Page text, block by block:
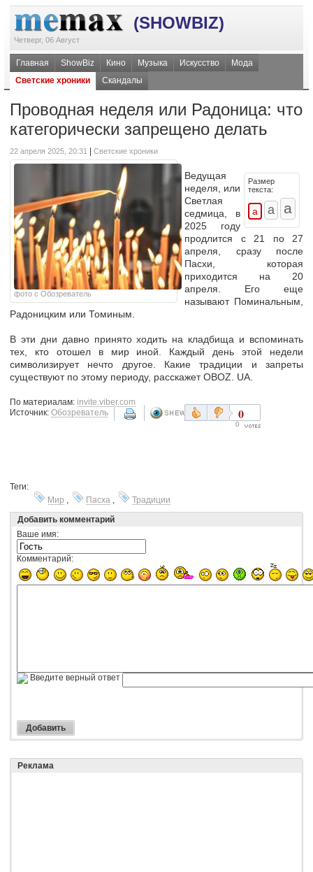
(SHOWBIZ)
Четверг, 06 Август
Главная ShowBiz Кино Музыка Искусство
Мода
Светские хроники
Скандалы
Проводная неделя или Радоница: что
категорически запрещено делать
22 апреля 2025, 20:31 Светские хроники
фото с Обозреватель
Размер
текста:
Ведущая
неделя, или
Светлая
седмица, в
2025 году
продлится с 21 по 27
апреля, сразу после
Пасхи, которая
приходится на 20
апреля. Его еще
называют Поминальным,
Радоницким или Томиным.
В эти дни давно принято ходить на кладбища и вспоминать
тех, кто отошел в мир иной. Каждый день этой недели
символизирует нечто другое. Какие традиции и запреты
существуют по этому периоду, расскажетOBOZ. UA.
По материалам: invite.viber.com
Источник: Обозреватель 0
0
Теги:
Мир
Пасха
Традиции
Добавить комментарий
Ваше имя:
Комментарий:
Введите верный ответ
Реклама